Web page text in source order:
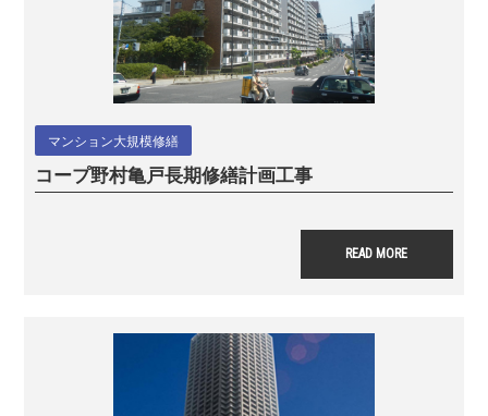
マンション大規模修繕
コープ野村亀戸長期修繕計画工事
READ MORE